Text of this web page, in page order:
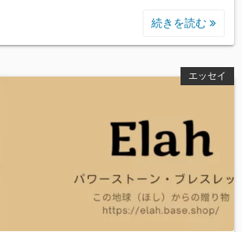
続きを読む
エッセイ